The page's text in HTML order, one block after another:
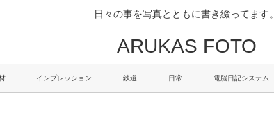
日々の事を写真とともに書き綴ってます。
ARUKAS FOTO
インプレッション 鉄道 日常 電脳日記システム